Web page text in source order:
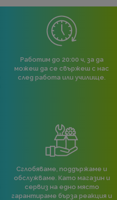
Работим до 20:00 ч, за да
можеш да се свържеш с нас
след работа или училище.
Сглобяваме, поддържаме и
обслужваме. Като магазин и
сервиз на едно място
гарантираме бърза реакция и